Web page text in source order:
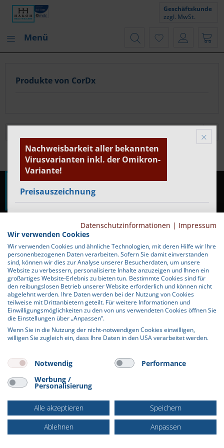
Menü
Geschäftskunde
zzgl. MwSt.
Produkte von CorDx
Service Hotline
Shop Service
Informationen
Newsletter
* Alle Preise verstehen sich zzgl. Mehrwertsteuer undVersandkosten
Cookie-Einstellungen Hilfe / Support
Kontakt
Versand und Zahlungsbedingungen
Datenschutz
Widerrufsformular AGB
Impressum
Realisiert mit Shopware
Nachweisbarkeit aller bekannten
Virusvarianten inkl. der Omikron-
Variante!
Preisauszeichnung
Geschäftskunden Preise ohne MwSt. (netto) angezeigt.
Bitte wählen Sie Ihre bevorzugte Einstellung:
Geschäftskunde(zzgl. MwSt.)
Privatkunde(inkl. MwSt.)
Datenschutzinformationen | Impressum
Wir verwenden Cookies
Wir verwenden Cookies und ähnliche Technologien, mit deren Hilfe wir Ihre
personenbezogenen Daten verarbeiten. Sofern Sie damit einverstanden
sind, können wir dies zur Analyse unserer Besucherdaten, um unsere
Website zu verbessern, personalisierte Inhalte anzuzeigen und Ihnen ein
großartiges Website-Erlebnis zu bieten tun. Bestimmte Cookies sind für
den reibungslosen Betrieb unserer Website erforderlich und können nicht
abgelehnt werden. Ihre Daten werden bei der Nutzung von Cookies
teilweise mit Drittanbietern geteilt. Für weitere Informationen und
Einwilligungsmöglichkeiten zu den von uns verwendeten Cookies öffnen Sie
die Einstellungen über „Anpassen“.
Wenn Sie in die Nutzung der nicht-notwendigen Cookies einwilligen,
willigen Sie zugleich ein, dass Ihre Daten in den USA verarbeitet werden.
Cookies und in die Verarbeitung von personenbezogenen Daten im
vorgenannten Umfang ein.
Notwendig
Performance
Werbung /
Personalisierung
Alle akzeptieren
Speichern
Ablehnen
Anpassen